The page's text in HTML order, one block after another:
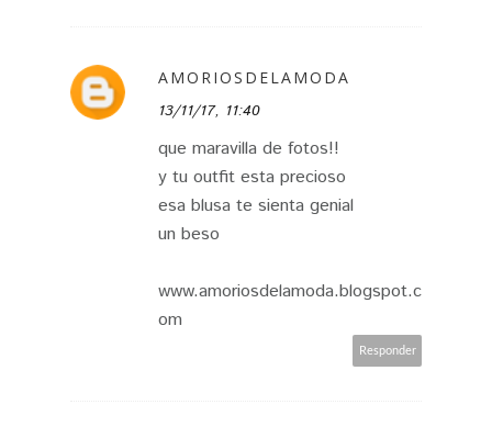
AMORIOSDELAMODA
13/11/17, 11:40
que maravilla de fotos!!
y tu outfit esta precioso
esa blusa te sienta genial
un beso
www.amoriosdelamoda.blogspot.c
om
Responder